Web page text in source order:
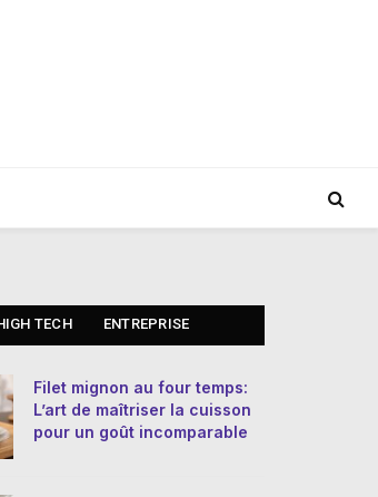
TECH ENTREPRISE
Filet mignon au four temps:
L’art de maîtriser la cuisson
pour un goût incomparable